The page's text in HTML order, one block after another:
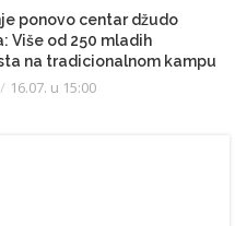
ponovo centar džudo
Više od 250 mladih
na tradicionalnom kampu
16.07. u 15:00